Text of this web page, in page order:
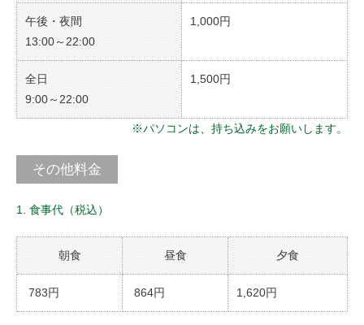
午後・夜間
13:00～22:00
1,000円
全日
9:00～22:00
1,500円
※パソコンは、持ち込みをお願いします。
その他料金
1. 食事代（税込）
朝食 昼食 夕食
783円 864円 1,620円